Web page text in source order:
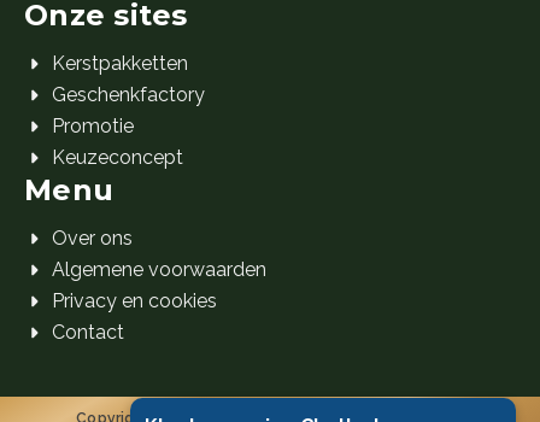
Onze sites
Kerstpakketten
Geschenkfactory
Promotie
Keuzeconcept
Menu
Over ons
Algemene voorwaarden
Privacy en cookies
Contact
Copyright 2026 Global Gift Group B.V. © Alle rechten